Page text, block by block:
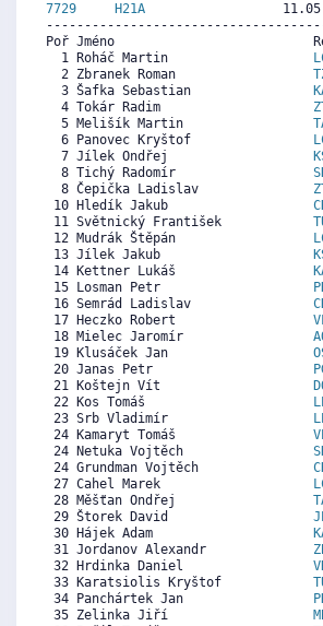
7729
H21A
Poř Jméno
  1 Roháč Martin
  2 Zbranek Roman
  3 Šafka Sebastian
  4 Tokár Radim
  5 Melišík Martin
  6 Panovec Kryštof
  7 Jílek Ondřej
  8 Tichý Radomír
  8 Čepička Ladislav
10 Hledík Jakub
11 Světnický František
12 Mudrák Štěpán
13 Jílek Jakub
14 Kettner Lukáš
15 Losman Petr
16 Semrád Ladislav
17 Heczko Robert
18 Mielec Jaromír
19 Klusáček Jan
20 Janas Petr
21 Koštejn Vít
22 Kos Tomáš
23 Srb Vladimír
24 Kamaryt Tomáš
24 Netuka Vojtěch
24 Grundman Vojtěch
27 Cahel Marek
28 Měšťan Ondřej
29 Štorek David
30 Hájek Adam
31 Jordanov Alexandr
32 Hrdinka Daniel
33 Karatsiolis Kryštof
34 Panchártek Jan
35 Zelinka Jiří